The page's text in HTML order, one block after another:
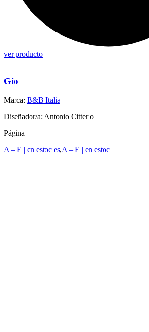
ver producto
Gio
Marca: B&B Italia
Diseñador/a: Antonio Citterio
Página
A – E | en estoc es,A – E | en estoc